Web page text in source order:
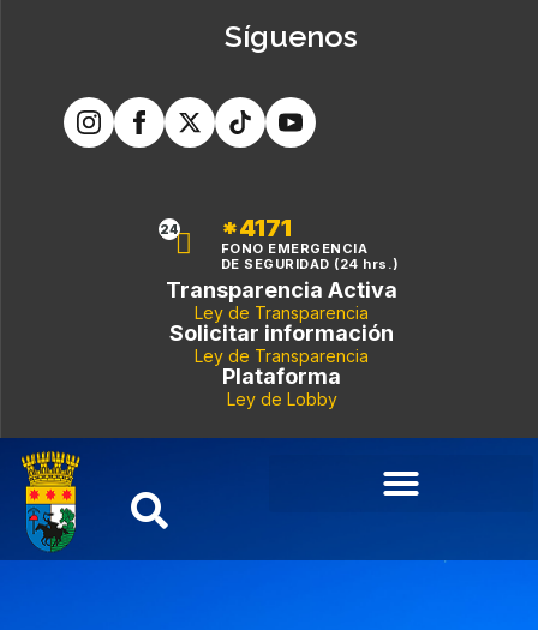
Síguenos
24 *4171
FONO EMERGENCIA
DE SEGURIDAD (24 hrs.)
Transparencia Activa
Ley de Transparencia
Solicitar información
Ley de Transparencia
Plataforma
Ley de Lobby